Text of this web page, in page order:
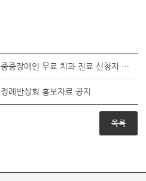
2019년 12월 중증장애인 무료 치과 진료 신청자 접수
례반상회 홍보자료 공지
목록